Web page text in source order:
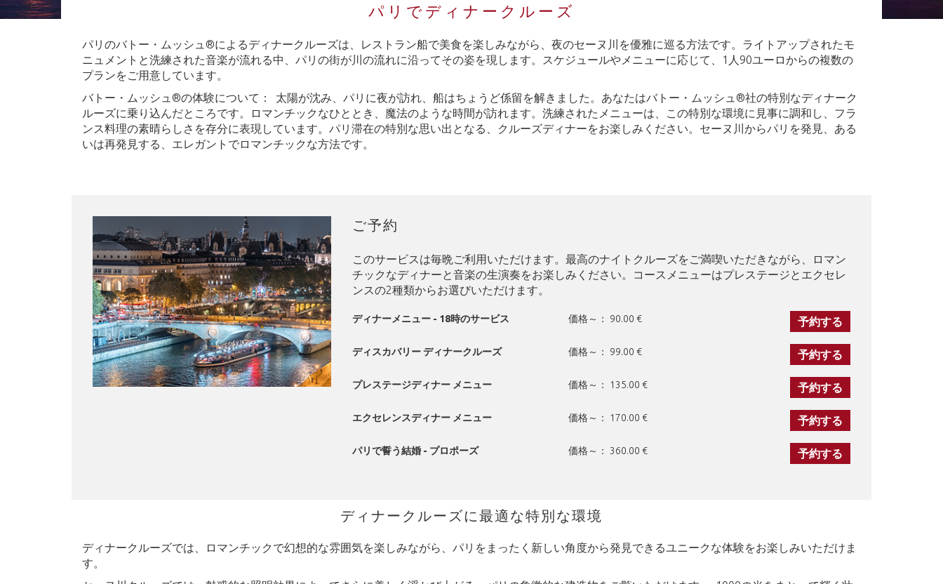
パリでディナークルーズ
パリのバトー・ムッシュ®によるディナークルーズは、レストラン船で美食を楽しみながら、夜のセーヌ川を優雅に巡る方法です。ライトアップされたモ
ニュメントと洗練された音楽が流れる中、パリの街が川の流れに沿ってその姿を現します。スケジュールやメニューに応じて、1人90ユーロからの複数の
プランをご用意しています。
バトー・ムッシュ®の体験について： 太陽が沈み、パリに夜が訪れ、船はちょうど係留を解きました。あなたはバトー・ムッシュ®社の特別なディナーク
ルーズに乗り込んだところです。ロマンチックなひととき、魔法のような時間が訪れます。洗練されたメニューは、この特別な環境に見事に調和し、フラ
ンス料理の素晴らしさを存分に表現しています。パリ滞在の特別な思い出となる、クルーズディナーをお楽しみください。セーヌ川からパリを発見、ある
いは再発見する、エレガントでロマンチックな方法です。
ご予約
このサービスは毎晩ご利用いただけます。最高のナイトクルーズをご満喫いただきながら、ロマン
チックなディナーと音楽の生演奏をお楽しみください。コースメニューはプレステージとエクセレ
ンスの2種類からお選びいただけます。
ディナーメニュー - 18時のサービス 価格～： 90.00 € 予約する
ディスカバリー ディナークルーズ 価格～： 99.00 € 予約する
プレステージディナー メニュー 価格～： 135.00 € 予約する
エクセレンスディナー メニュー 価格～： 170.00 € 予約する
パリで誓う結婚 - プロポーズ 価格～： 360.00 € 予約する
ディナークルーズに最適な特別な環境
ディナークルーズでは、ロマンチックで幻想的な雰囲気を楽しみながら、パリをまったく新しい角度から発見できるユニークな体験をお楽しみいただけま
す。